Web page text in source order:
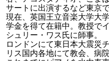
サートに出演するなど東京
現在、英国王立音楽大学大
学金を得て在籍中。教授で
シュリー・ワス氏に師事。
ロンドンにて東日本大震災
リス国内各地にて教会、病